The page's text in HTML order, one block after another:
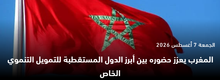
المغرب يعزز حضوره بين أبرز الدول المستقطبة للتمويل التنموي
الخاص
الجمعة 7 أغسطس 2026